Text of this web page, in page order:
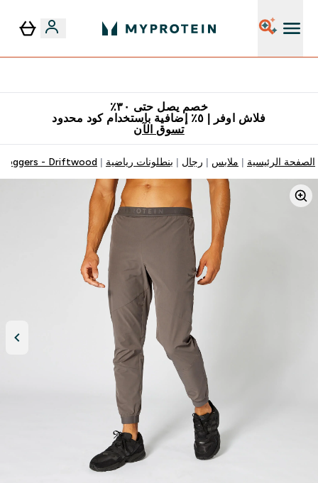
خصم يصل حتى ٣٠٪
فلاش اوفر | ٥٪ إضافية باستخدام كود محدود
تسوق الآن
الصفحة الرئيسية ملابس رجال بنطلونات رياضية Joggers - Driftwood